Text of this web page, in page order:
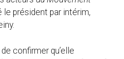
le président par intérim,
confirmer qu’elle